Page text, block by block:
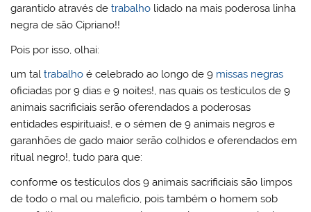
garantido através detrabalho lidado na mais poderosa linha
negra de são Cipriano!!
Pois por isso, olhai:
um taltrabalho é celebrado ao longo de 9 missas negras
oficiadas por 9 dias e 9 noites!, nas quais os testículos de 9
animais sacrificiais serão oferendados a poderosas
entidades espirituais!, e o sémen de 9 animais negros e
garanhões de gado maior serão colhidos e oferendados em
ritual negro!, tudo para que:
conforme os testículos dos 9 animais sacrificiais são limpos
de todo o mal ou maleficio, pois também o homem sob